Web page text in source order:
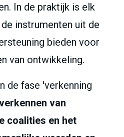
In de praktijk is elk
instrumenten uit de
bieden voor
van ontwikkeling.
de fase 'verkenning
van
coalities en het